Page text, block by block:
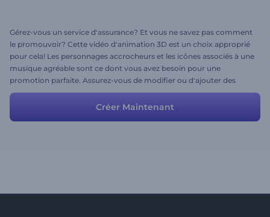
Gérez-vous un service d'assurance? Et vous ne savez pas comment
le promouvoir? Cette vidéo d'animation 3D est un choix approprié
pour cela! Les personnages accrocheurs et les icônes associés à une
musique agréable sont ce dont vous avez besoin pour une
promotion parfaite. Assurez-vous de modifier ou d'ajouter des
informations personnelles et votre vidéo promo sera prête à être
Créer Maintenant